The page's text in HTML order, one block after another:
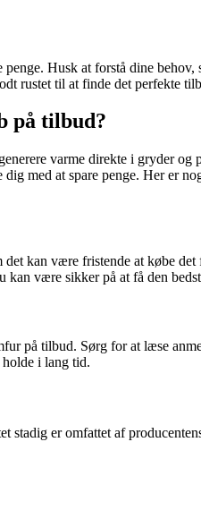
Husk at forstå dine behov,
rustet til at finde det perfekte
på tilbud?
varme direkte i gryder
med at spare penge. Her er
kan være fristende at købe
kan være sikker på at få den
på tilbud. Sørg for at læse
i lang tid.
er omfattet af